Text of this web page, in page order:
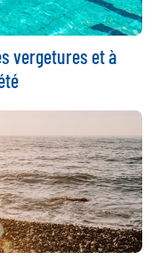
vergetures et à